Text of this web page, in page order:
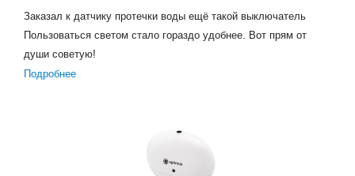
Заказал к датчику протечки воды ещё такой выключатель
Пользоваться светом стало гораздо удобнее. Вот прям от
души советую!
Подробнее